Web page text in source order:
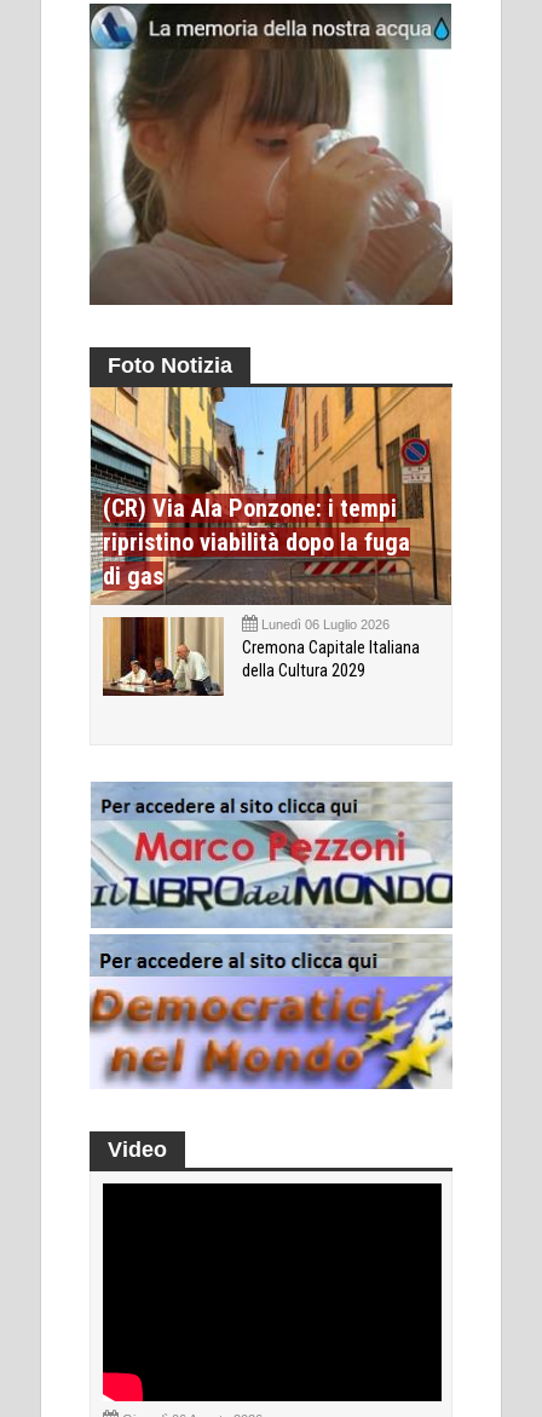
Foto Notizia
(CR) Via Ala Ponzone: i tempi
ripristino viabilità dopo la fuga
di gas
Lunedì 06 Luglio 2026
Cremona Capitale Italiana
della Cultura 2029
Video